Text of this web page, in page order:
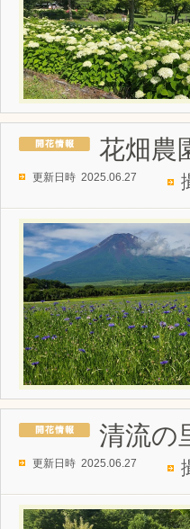
花畑農
更新日時 2025.06.27
清流の
更新日時 2025.06.27